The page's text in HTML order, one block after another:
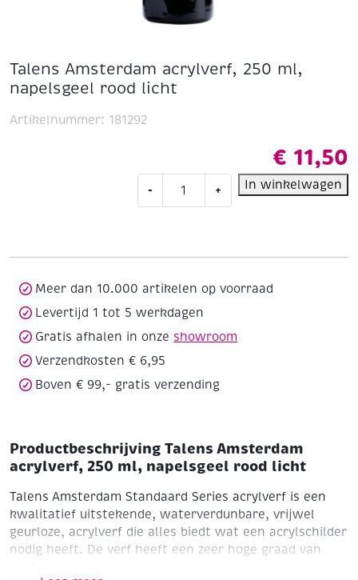
Talens Amsterdam acrylverf, 250 ml,
napelsgeel rood licht
€ 11,50
-
Amsterdam
rood
+ In winkelwagen
Artikelnummer: 181292
Meer dan 10.000 artikelen op voorraad
Levertijd 1 tot 5 werkdagen
Gratis afhalen in onze showroom
Verzendkosten € 6,95
Boven € 99,- gratis verzending
Productbeschrijving Talens Amsterdam
acrylverf, 250 ml, napelsgeel rood licht
Talens Amsterdam Standaard Series acrylverf is een
kwalitatief uitstekende, waterverdunbare, vrijwel
geurloze, acrylverf die alles biedt wat een acrylschilder
nodig heeft. De verf heeft een zeer hoge graad van